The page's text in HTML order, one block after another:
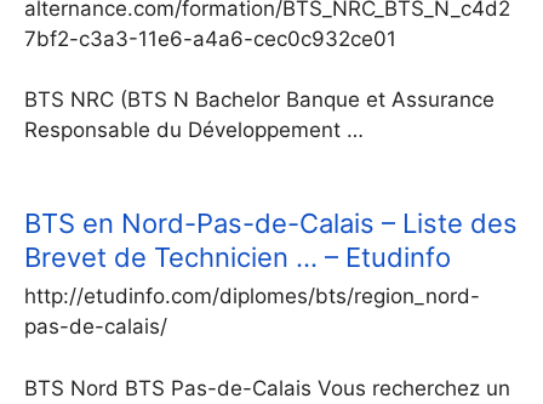
alternance.com/formation/BTS_NRC_BTS_N_c4d2
7bf2-c3a3-11e6-a4a6-cec0c932ce01
BTS NRC (BTS N Bachelor Banque et Assurance
Responsable du Développement …
BTS en Nord-Pas-de-Calais – Liste des
Brevet de Technicien … – Etudinfo
http://etudinfo.com/diplomes/bts/region_nord-
pas-de-calais/
BTS Nord BTS Pas-de-Calais Vous recherchez un